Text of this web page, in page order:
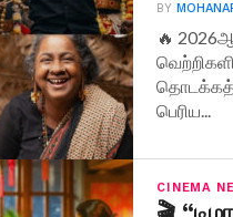
BY
🔥
பெரிய...
CINEMA